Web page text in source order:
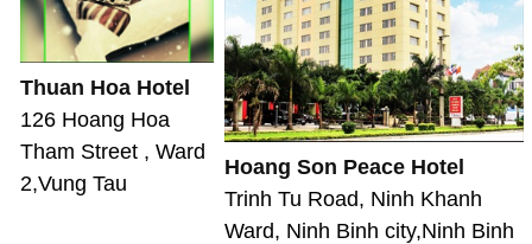
Thuan Hoa Hotel
126 Hoang Hoa
Tham Street , Ward
2,Vung Tau
Hoang Son Peace Hotel
Trinh Tu Road, Ninh Khanh
Ward, Ninh Binh city,Ninh Binh